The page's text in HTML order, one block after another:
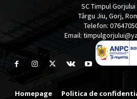
SC Timpul Gorjului
Târgu Jiu, Gorj,
Telefon:
Email:
Homepage Politica de